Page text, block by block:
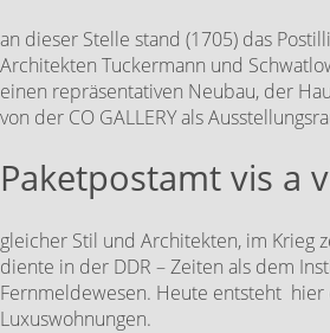
an dieser Stelle stand (1705) das
Architekten Tuckermann und
einen repräsentativen Neubau, der
von der CO GALLERY als
Paketpostamt vis a
gleicher Stil und Architekten, im Krieg
diente in der DDR – Zeiten als dem
Fernmeldewesen. Heute entsteht hier
Luxuswohnungen.